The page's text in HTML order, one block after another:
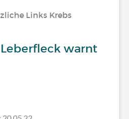
Links Krebs
warnt